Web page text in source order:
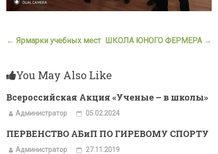
← Ярмарки учебных мест ШКОЛА ЮНОГО ФЕРМЕРА →
You May Also Like
Всероссийская Акция «Ученые – в школы»
Администратор 05.02.2024
ПЕРВЕНСТВО АБиП ПО ГИРЕВОМУ СПОРТУ
Администратор 27.11.2019